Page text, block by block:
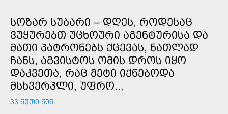
ᲡᲝᲖᲐᲠ ᲡᲣᲑᲐᲠᲘ – ᲓᲦᲔᲡ, ᲠᲝᲓᲔᲡᲐᲪ
ᲕᲣᲧᲣᲠᲔᲑᲗ ᲣᲪᲮᲝᲣᲠᲘ ᲐᲒᲔᲜᲢᲣᲠᲘᲡᲐ ᲓᲐ
ᲛᲐᲗᲘ ᲞᲐᲢᲠᲝᲜᲔᲑᲡ ᲥᲪᲔᲕᲐᲡ, ᲜᲐᲗᲚᲐᲓ
ᲩᲐᲜᲡ, ᲐᲒᲕᲘᲡᲢᲝᲡ ᲝᲛᲘᲡ ᲓᲠᲝᲡ ᲘᲧᲝ
ᲓᲐᲙᲕᲔᲗᲐ, ᲠᲐᲪ ᲛᲔᲢᲘ ᲘᲥᲜᲔᲑᲝᲓᲐ
ᲛᲡᲮᲕᲔᲠᲞᲚᲘ, ᲣᲤᲠᲝ...
33 ᲬᲣᲗᲘ ᲬᲘᲜ